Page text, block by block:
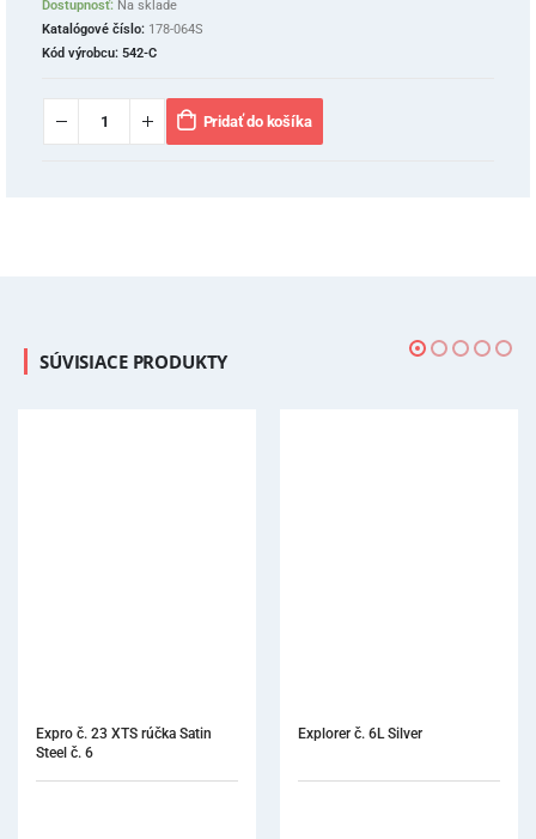
Dostupnosť: Na sklade
Katalógové číslo: 178-064S
Kód výrobcu: 542-C
Pridať do košíka
SÚVISIACE PRODUKTY
Explorer č. 6L Silver
Zrkadielka TOPvision FS-